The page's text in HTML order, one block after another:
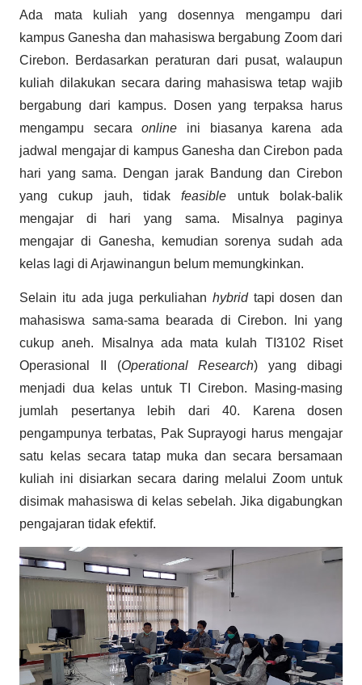
Ada mata kuliah yang dosennya mengampu dari
kampus Ganesha dan mahasiswa bergabung Zoom dari
Cirebon. Berdasarkan peraturan dari pusat, walaupun
kuliah dilakukan secara daring mahasiswa tetap wajib
bergabung dari kampus. Dosen yang terpaksa harus
mengampu secaraonline ini biasanya karena ada
jadwal mengajar di kampus Ganesha dan Cirebon pada
hari yang sama. Dengan jarak Bandung dan Cirebon
yang cukup jauh, tidakfeasible untuk bolak-balik
mengajar di hari yang sama. Misalnya paginya
mengajar di Ganesha, kemudian sorenya sudah ada
kelas lagi di Arjawinangun belum memungkinkan.
Selain itu ada juga perkuliahan hybrid tapi dosen dan
mahasiswa sama-sama bearada di Cirebon. Ini yang
cukup aneh. Misalnya ada mata kulah TI3102 Riset
Operasional II (Operational Research) yang dibagi
menjadi dua kelas untuk TI Cirebon. Masing-masing
jumlah pesertanya lebih dari 40. Karena dosen
pengampunya terbatas, Pak Suprayogi harus mengajar
satu kelas secara tatap muka dan secara bersamaan
kuliah ini disiarkan secara daring melalui Zoom untuk
disimak mahasiswa di kelas sebelah. Jika digabungkan
pengajaran tidak efektif.